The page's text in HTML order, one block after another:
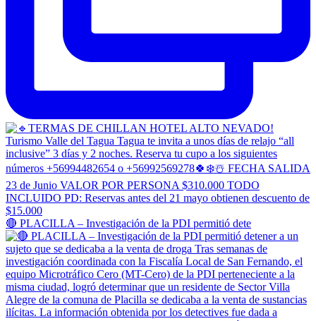
🔴 PLACILLA – Investigación de la PDI permitió dete